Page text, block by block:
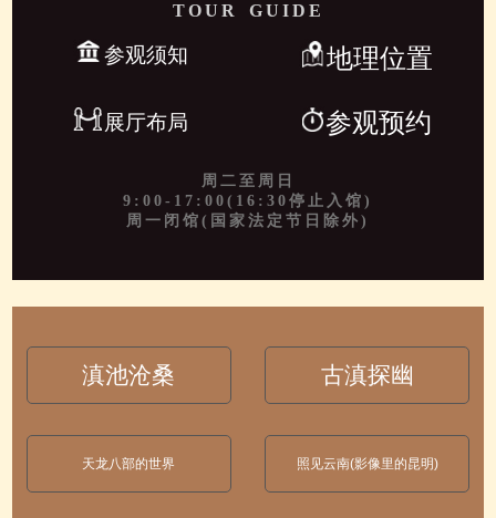
TOUR GUIDE
参观须知 地理位置
展厅布局 参观预约
周二至周日
9:00-17:00(16:30停止入馆)
周一闭馆(国家法定节日除外)
滇池沧桑 古滇探幽
天龙八部的世界 照见云南(影像里的昆明)